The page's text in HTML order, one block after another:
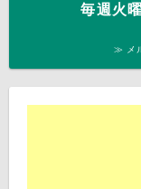
毎週火
≫ メ